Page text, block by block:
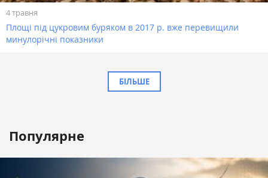
4 травня
Площі під цукровим буряком в 2017 р. вже перевищили
минулорічні показники
БІЛЬШЕ
Популярне